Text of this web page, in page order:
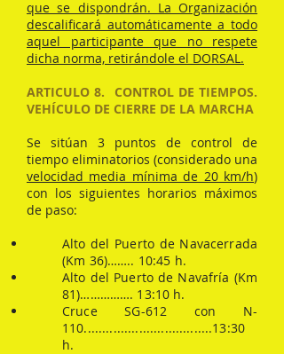
que se dispondrán. La Organización
descalificará automáticamente a todo
aquel participante que no respete
dicha norma, retirándole el DORSAL.
ARTICULO 8. CONTROL DE TIEMPOS.
VEHÍCULO DE CIERRE DE LA MARCHA
Se sitúan 3 puntos de control de
tiempo eliminatorios (considerado una
velocidad media mínima de 20 km/h)
con los siguientes horarios máximos
de paso:
Alto del Puerto de Navacerrada
(Km 36)…….. 10:45 h.
Alto del Puerto de Navafría (Km
81)……………. 13:10 h.
Cruce SG-612 con N-
110...................................13:30
h.